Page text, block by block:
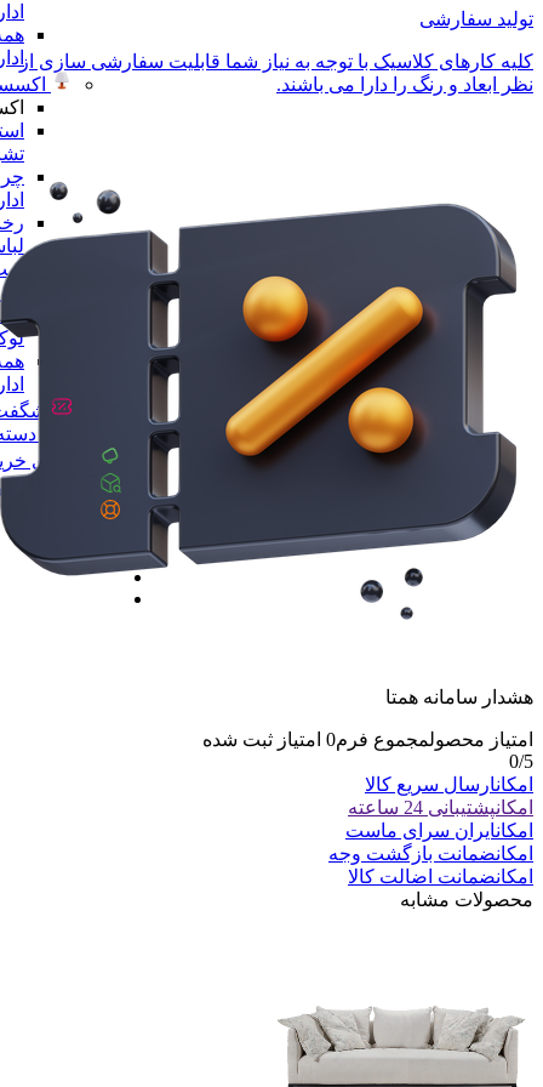
همه
راهنمای
پیگیری
تولید سفارشی
کلیه کارهای کلاسیک با توجه به نیاز شما قابلیت سفارشی سازی از
نظر ابعاد و رنگ را دارا می باشند.
هشدار سامانه همتا
امتیاز محصولمجموع فرم0 امتیاز ثبت شده
0/5
امکانارسال سریع کالا
امکانپشتیبانی 24 ساعته
امکانایران سرای ماست
امکانضمانت بازگشت وجه
امکانضمانت اضالت کالا
محصولات مشابه